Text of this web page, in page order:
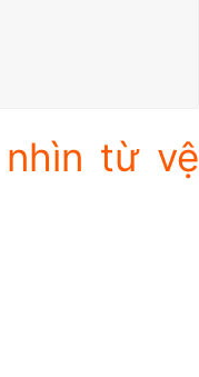
nhìn từ vệ